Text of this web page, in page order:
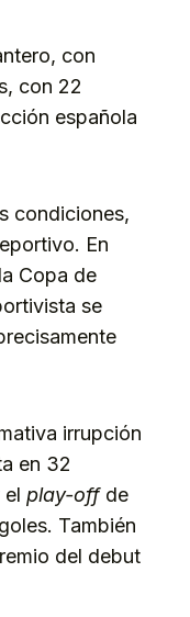
con
con 22
española
condiciones,
En
Copa de
se
irrupción
en 32
play-off de
También
del debut